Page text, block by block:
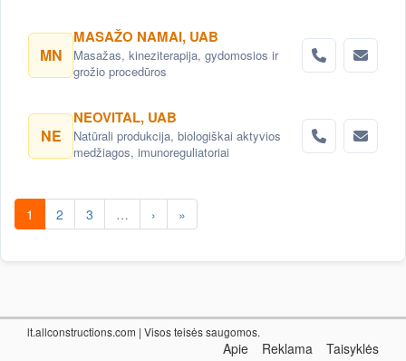
MN
MASAŽO NAMAI, UAB
Masažas, kineziterapija, gydomosios ir
grožio procedūros
NE
NEOVITAL, UAB
Natūrali produkcija, biologiškai aktyvios
medžiagos, imunoreguliatoriai
1 2 3 … › »
lt.allconstructions.com | Visos teisės saugomos.
Apie Reklama Taisyklės